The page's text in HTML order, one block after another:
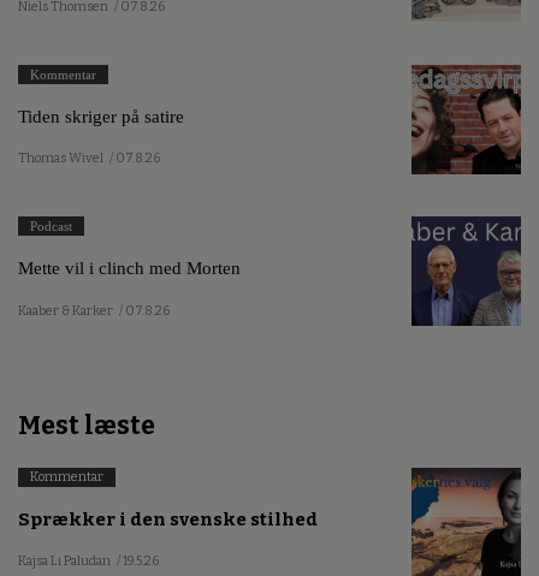
Niels Thomsen / 07.8.26
Kommentar
Tiden skriger på satire
Thomas Wivel / 07.8.26
Podcast
Mette vil i clinch med Morten
Kaaber & Karker / 07.8.26
Mest læste
Kommentar
Sprækker i den svenske stilhed
Kajsa Li Paludan / 19.5.26